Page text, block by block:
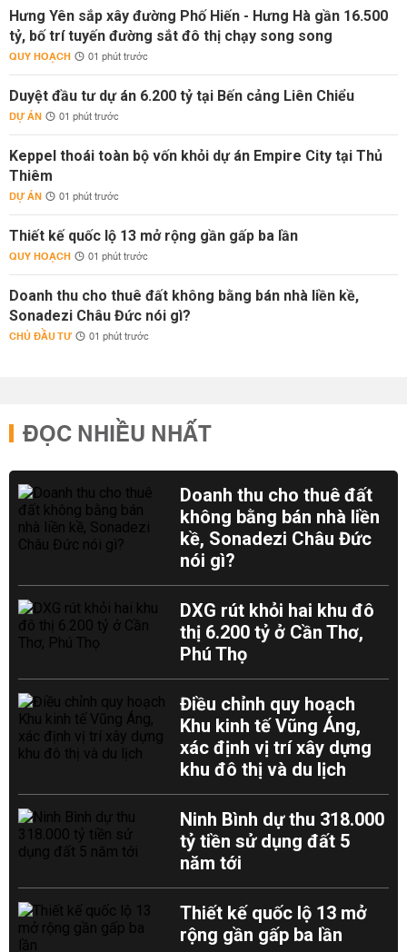
Hưng Yên sắp xây đường Phố Hiến - Hưng Hà gần 16.500
tỷ, bố trí tuyến đường sắt đô thị chạy song song
QUY HOẠCH 01 phút trước
Duyệt đầu tư dự án 6.200 tỷ tại Bến cảng Liên Chiểu
DỰ ÁN 01 phút trước
Keppel thoái toàn bộ vốn khỏi dự án Empire City tại Thủ
Thiêm
DỰ ÁN 01 phút trước
Thiết kế quốc lộ 13 mở rộng gần gấp ba lần
QUY HOẠCH 01 phút trước
Doanh thu cho thuê đất không bằng bán nhà liền kề,
Sonadezi Châu Đức nói gì?
CHỦ ĐẦU TƯ 01 phút trước
ĐỌC NHIỀU NHẤT
Doanh thu cho thuê đất
không bằng bán nhà liền
kề, Sonadezi Châu Đức
nói gì?
DXG rút khỏi hai khu đô
thị 6.200 tỷ ở Cần Thơ,
Phú Thọ
Điều chỉnh quy hoạch
Khu kinh tế Vũng Áng,
xác định vị trí xây dựng
khu đô thị và du lịch
Ninh Bình dự thu 318.000
tỷ tiền sử dụng đất 5
năm tới
Thiết kế quốc lộ 13 mở
rộng gần gấp ba lần